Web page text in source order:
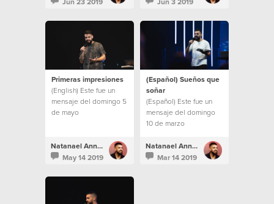
Primeras impresiones
(English) Este fue un
mensaje del domingo 5
de mayo
Natanael Annacondia
May 14 2019
(Español) Sueños que
soñar
(Español) Este fue un
mensaje del domingo
10 de marzo
Natanael Annacondia
Mar 14 2019